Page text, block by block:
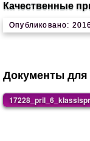
Качественные
Опубликовано:
Документы для